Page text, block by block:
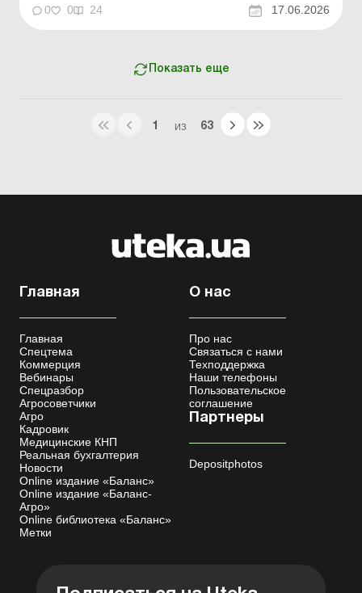
иностранной валюте» На практике работодатели
довольно часто интересуются, имеют ли они право
0 0 24 17.06.2026
Показать еще
1 ИЗ 63
Главная
Главная
Спецтема
Коммерция
Вебинары
Спецразбор
Агросоветчики
Агро
Кадровик
Медицинские КНП
Реальная бухгалтерия
Новости
Online издание «Баланс»
Online издание «Баланс-
Агро»
Online библиотека «Баланс»
Метки
О нас
Про нас
Связаться с нами
Техподдержка
Наши телефоны
Пользовательское
соглашение
Партнеры
Depositphotos